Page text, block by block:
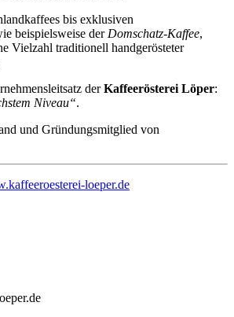
bis exklusiven
beispielsweise der Domschatz-Kaffee,
Vielzahl traditionell handgerösteter
derKaffeerösterei Löper:
Niveau“.
und Gründungsmitglied von
loeper.de